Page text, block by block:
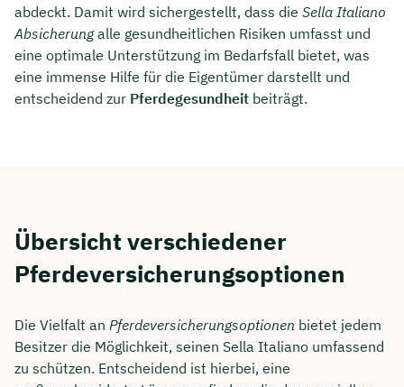
abdeckt. Damit wird sichergestellt, dass die Sella Italiano
Absicherungalle gesundheitlichen Risiken umfasst und
eine optimale Unterstützung im Bedarfsfall bietet, was
eine immense Hilfe für die Eigentümer darstellt und
entscheidend zur Pferdegesundheit beiträgt.
Übersicht verschiedener
Pferdeversicherungsoptionen
Die Vielfalt an Pferdeversicherungsoptionen bietet jedem
Besitzer die Möglichkeit, seinen Sella Italiano umfassend
zu schützen. Entscheidend ist hierbei, eine